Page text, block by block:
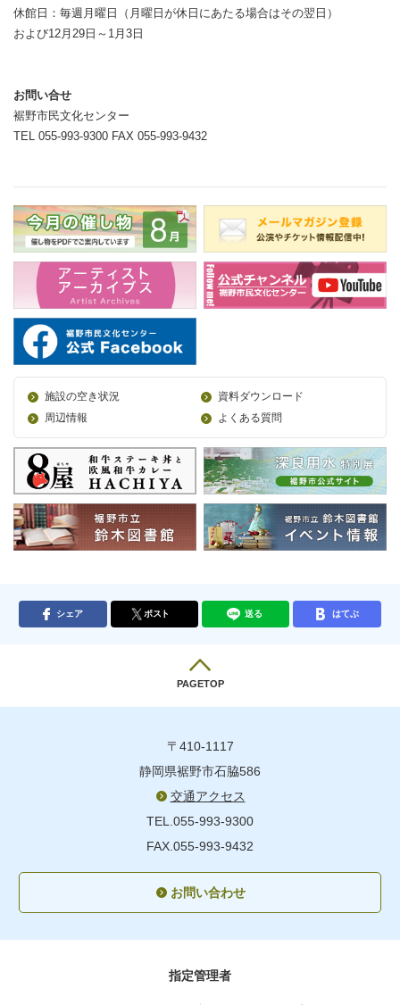
休館日：毎週月曜日（月曜日が休日にあたる場合はその翌日）
および12月29日～1月3日
お問い合せ
裾野市民文化センター
TEL 055-993-9300 FAX 055-993-9432
施設の空き状況
資料ダウンロード
周辺情報
よくある質問
シェア ポスト 送る はてぶ
PAGETOP
〒410-1117
静岡県裾野市石脇586
交通アクセス
TEL.055-993-9300
FAX.055-993-9432
お問い合わせ
指定管理者